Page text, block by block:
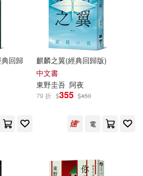
回歸
麒麟之翼(經典回歸版)
中文書
東野圭吾 阿夜
79 折 $355 $450
電